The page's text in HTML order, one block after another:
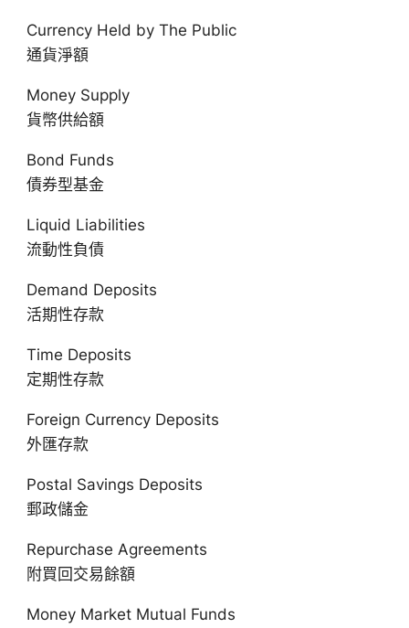
Currency Held by The Public
通貨淨額
Money Supply
貨幣供給額
Bond Funds
債券型基金
Liquid Liabilities
流動性負債
Demand Deposits
活期性存款
Time Deposits
定期性存款
Foreign Currency Deposits
外匯存款
Postal Savings Deposits
郵政儲金
Repurchase Agreements
附買回交易餘額
Money Market Mutual Funds